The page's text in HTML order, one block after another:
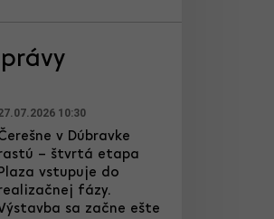
10:30
v Dúbravke
– štvrtá etapa
Plaza vstupuje do
fázy.
sa začne ešte